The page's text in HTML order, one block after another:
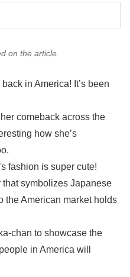
on the article.
in America! It’s been
comeback across the
how she’s
fashion is super cute!
symbolizes Japanese
the American market holds
chan to showcase the
in America will